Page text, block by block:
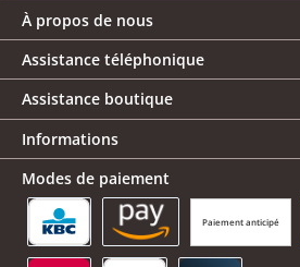
À propos de nous
Assistance téléphonique
Assistance boutique
Informations
Modes de paiement
Paiement anticipé
KBC/CBC Payment Button
Amazon Pay